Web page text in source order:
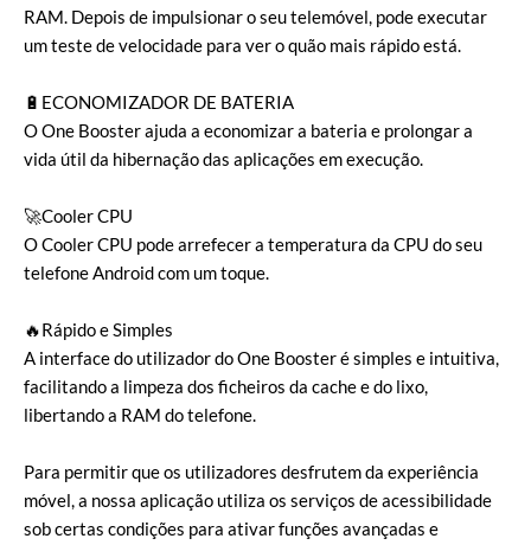
RAM. Depois de impulsionar o seu telemóvel, pode executar
um teste de velocidade para ver o quão mais rápido está.
🔋ECONOMIZADOR DE BATERIA
O One Booster ajuda a economizar a bateria e prolongar a
vida útil da hibernação das aplicações em execução.
🚀Cooler CPU
O Cooler CPU pode arrefecer a temperatura da CPU do seu
telefone Android com um toque.
🔥Rápido e Simples
A interface do utilizador do One Booster é simples e intuitiva,
facilitando a limpeza dos ficheiros da cache e do lixo,
libertando a RAM do telefone.
Para permitir que os utilizadores desfrutem da experiência
móvel, a nossa aplicação utiliza os serviços de acessibilidade
sob certas condições para ativar funções avançadas e